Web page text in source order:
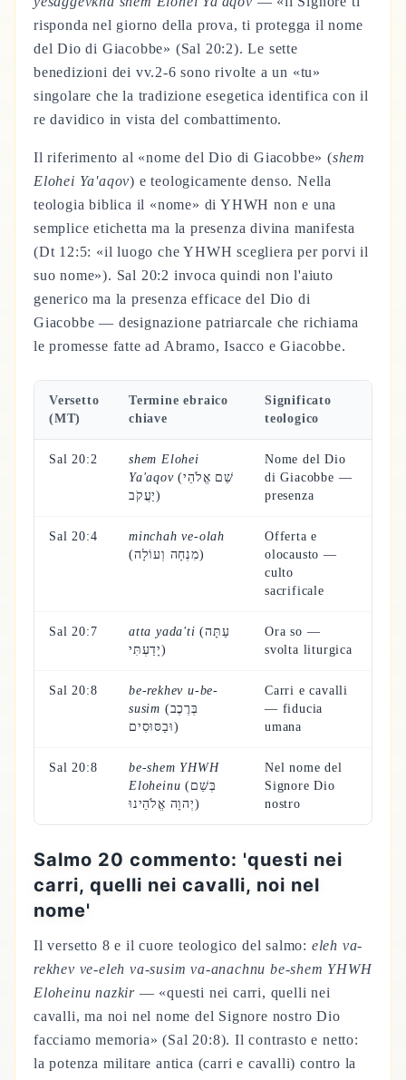
risponda nel giorno della prova, ti protegga il nome
del Dio di Giacobbe» (Sal 20:2). Le sette
benedizioni dei vv.2-6 sono rivolte a un «tu»
singolare che la tradizione esegetica identifica con il
re davidico in vista del combattimento.
Il riferimento al «nome del Dio di Giacobbe» (shem
Elohei Ya'aqov) e teologicamente denso. Nella
teologia biblica il «nome» di YHWH non e una
semplice etichetta ma la presenza divina manifesta
(Dt 12:5: «il luogo che YHWH scegliera per porvi il
suo nome»). Sal 20:2 invoca quindi non l'aiuto
generico ma la presenza efficace del Dio di
Giacobbe — designazione patriarcale che richiama
le promesse fatte ad Abramo, Isacco e Giacobbe.
Versetto
(MT)
Termine ebraico
chiave
Significato
teologico
Sal 20:2
shem Elohei
Ya'aqov(שֵׁם אֱלֹהֵי
יַעֲקֹב)
Nome del Dio
di Giacobbe —
presenza
Sal 20:4
minchah ve-olah
(מִנְחָה וְעוֹלָה)
Offerta e
olocausto —
culto
sacrificale
Sal 20:7 atta yada'ti (עַתָּה
יָדַעְתִּי)
Ora so —
svolta liturgica
Sal 20:8
be-rekhev u-be-
susim (בְּרֶכֶב
וּבַסּוּסִים)
Carri e cavalli
— fiducia
umana
Sal 20:8
be-shem YHWH
Eloheinu (בְּשֵׁם
יְהוָה אֱלֹהֵינוּ)
Nel nome del
Signore Dio
nostro
Salmo 20 commento: 'questi nei
carri, quelli nei cavalli, noi nel
nome'
Il versetto 8 e il cuore teologico del salmo: eleh va-
rekhev ve-eleh va-susim va-anachnu be-shem YHWH
Eloheinu nazkir — «questi nei carri, quelli nei
cavalli, ma noi nel nome del Signore nostro Dio
facciamo memoria» (Sal 20:8). Il contrasto e netto:
la potenza militare antica (carri e cavalli) contro la